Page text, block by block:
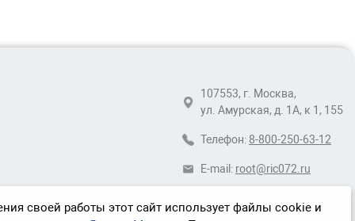
107553, г. Москва,
ул. Амурская, д. 1А, к 1, 155
Телефон: 8-800-250-63-12
E-mail: root@ric072.ru
своей работы этот сайт использует файлы cookie и